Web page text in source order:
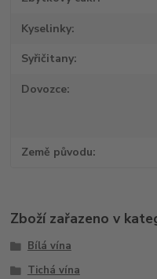
Kyselinky
Syřičitany
Dovozce
Země původu
Zboží zařazeno v
Bílá vína
Tichá vína